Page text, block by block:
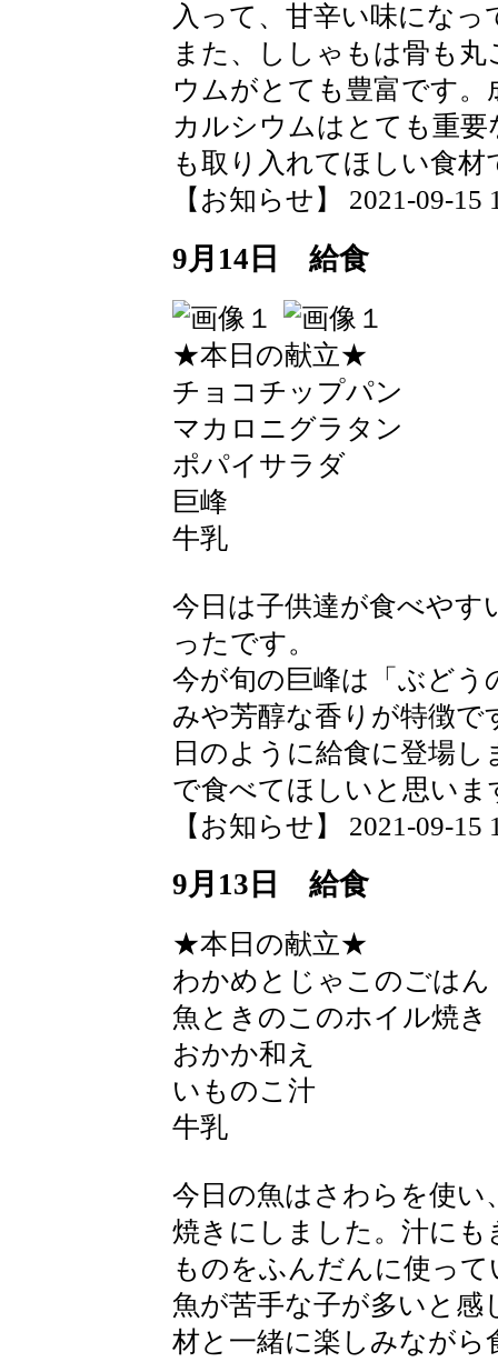
入って、甘辛い味になっ
また、ししゃもは骨も
ウムがとても豊富です
カルシウムはとても重
も取り入れてほしい食材
【お知らせ】 2021-09-15
9月14日 給食
★本日の献立★
チョコチップパン
マカロニグラタン
ポパイサラダ
巨峰
牛乳
今日は子供達が食べやす
ったです。
今が旬の巨峰は「ぶどう
みや芳醇な香りが特徴で
日のように給食に登場
で食べてほしいと思いま
【お知らせ】 2021-09-15
9月13日 給食
★本日の献立★
わかめとじゃこのごはん
魚ときのこのホイル焼き
おかか和え
いものこ汁
牛乳
今日の魚はさわらを使
焼きにしました。汁に
ものをふんだんに使って
魚が苦手な子が多いと
材と一緒に楽しみなが